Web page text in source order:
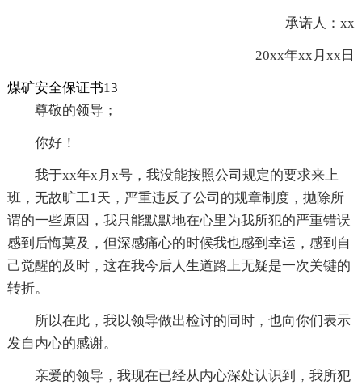
承诺人：xx
20xx年xx月xx日
煤矿安全保证书13
尊敬的领导；
你好！
我于xx年x月x号，我没能按照公司规定的要求来上
班，无故旷工1天，严重违反了公司的规章制度，抛除所
谓的一些原因，我只能默默地在心里为我所犯的严重错误
感到后悔莫及，但深感痛心的时候我也感到幸运，感到自
己觉醒的及时，这在我今后人生道路上无疑是一次关键的
转折。
所以在此，我以领导做出检讨的同时，也向你们表示
发自内心的感谢。
亲爱的领导，我现在已经从内心深处认识到，我所犯